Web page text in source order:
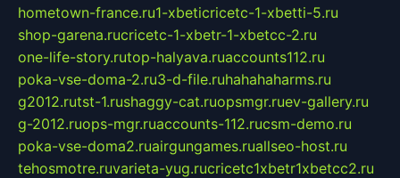
hometown-france.ru1-xbeticricetc-1-xbetti-5.ru
shop-garena.rucricetc-1-xbetr-1-xbetcc-2.ru
one-life-story.rutop-halyava.ruaccounts112.ru
poka-vse-doma-2.ru3-d-file.ruhahahaharms.ru
g2012.rutst-1.rushaggy-cat.ruopsmgr.ruev-gallery.ru
g-2012.ruops-mgr.ruaccounts-112.rucsm-demo.ru
poka-vse-doma2.ruairgungames.ruallseo-host.ru
tehosmotre.ruvarieta-yug.rucricetc1xbetr1xbetcc2.ru